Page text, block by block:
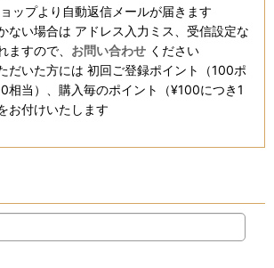
ップより自動返信メールが届きます
ない場合は アドレス入力ミス、受信設定な
ますので、 お問い合わせ ください
だいた方には 初回ご登録ポイント（100ポ
相当）、購入毎のポイント（¥100につき1
お付けいたします